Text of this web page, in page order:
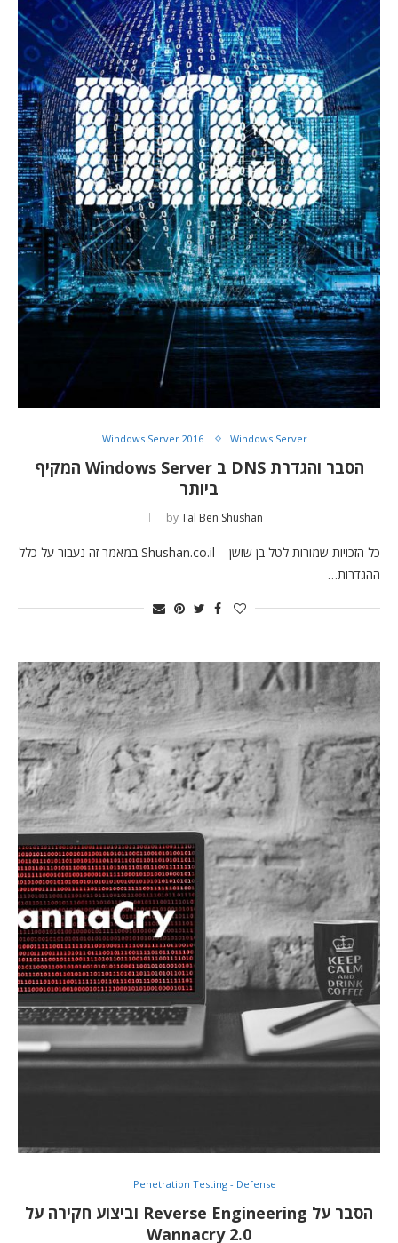
Windows Server
Windows Server 2016
הסבר והגדרת DNS ב Windows Server המקיף
ביותר
byTal Ben Shushan
כל הזכויות שמורות לטל בן שושן – Shushan.co.il במאמר זה נעבור על כלל
ההגדרות…
Penetration Testing - Defense
הסבר על Reverse Engineering וביצוע חקירה על
Wannacry 2.0